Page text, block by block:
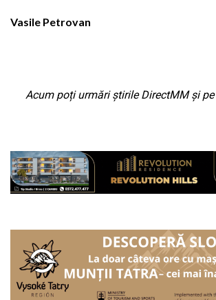
Vasile Petrovan
Acum poți urmări știrile DirectMM și pe